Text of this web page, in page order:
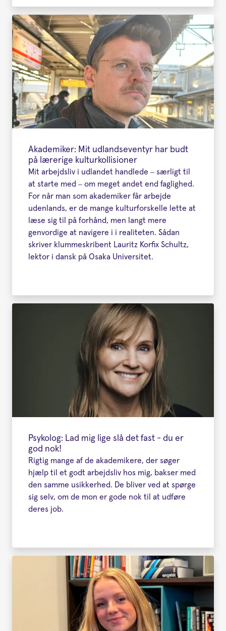
Akademiker: Mit udlandseventyr har budt
på lærerige kulturkollisioner
Mit arbejdsliv i udlandet handlede – særligt til
at starte med – om meget andet end faglighed.
For når man som akademiker får arbejde
udenlands, er de mange kulturforskelle lette at
læse sig til på forhånd, men langt mere
genvordige at navigere i i realiteten. Sådan
skriver klummeskribent Lauritz Korfix Schultz,
lektor i dansk på Osaka Universitet.
Psykolog: Lad mig lige slå det fast - du er
god nok!
Rigtig mange af de akademikere, der søger
hjælp til et godt arbejdsliv hos mig, bakser med
den samme usikkerhed. De bliver ved at spørge
sig selv, om de mon er gode nok til at udføre
deres job.